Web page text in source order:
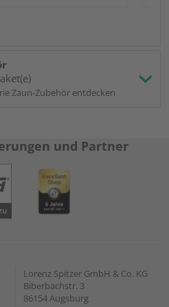
Zaun-Zubehör entdecken
und Partner
Lorenz Spitzer GmbH & Co. KG
Biberbachstr. 3
86154 Augsburg